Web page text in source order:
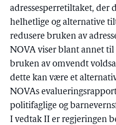
adressesperretiltaket, der
helhetlige og alternative
redusere bruken av
NOVA viser blant annet til
bruken av omvendt
dette kan være et
NOVAs
politifaglige og
I vedtak II er regjeringen